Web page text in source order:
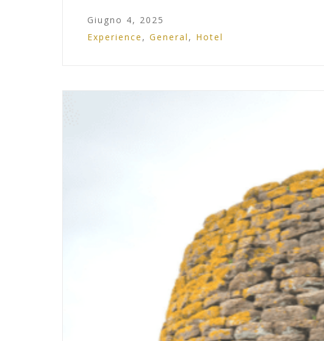
Giugno 4, 2025
Experience , General , Hotel